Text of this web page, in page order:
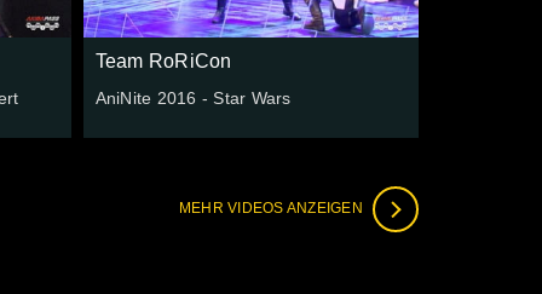
Team RoRiCon
AniNite 2016 - Star Wars
MEHR VIDEOS ANZEIGEN